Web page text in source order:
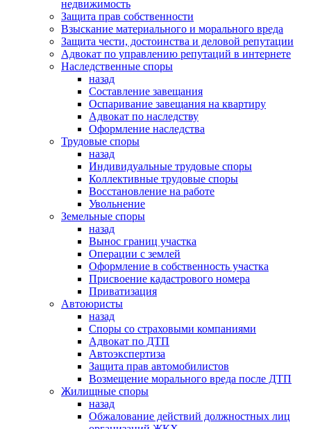
недвижимость
Защита прав собственности
Взыскание материального и морального вреда
Защита чести, достоинства и деловой репутации
Адвокат по управлению репутаций в интернете
Наследственные споры
назад
Составление завещания
Оспаривание завещания на квартиру
Адвокат по наследству
Оформление наследства
Трудовые споры
назад
Индивидуальные трудовые споры
Коллективные трудовые споры
Восстановление на работе
Увольнение
Земельные споры
назад
Вынос границ участка
Операции с землей
Оформление в собственность участка
Присвоение кадастрового номера
Приватизация
Автоюристы
назад
Споры со страховыми компаниями
Адвокат по ДТП
Автоэкспертиза
Защита прав автомобилистов
Возмещение морального вреда после ДТП
Жилищные споры
назад
Обжалование действий должностных лиц